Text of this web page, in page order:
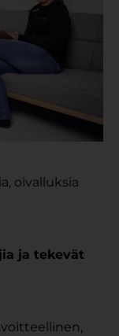
oivalluksia
ja tekevät